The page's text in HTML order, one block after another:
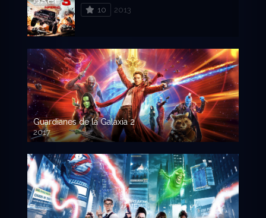
10
2013
Guardianes de la Galaxia 2
2017
720p HD